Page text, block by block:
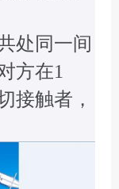
处同一间
方在1
接触者，